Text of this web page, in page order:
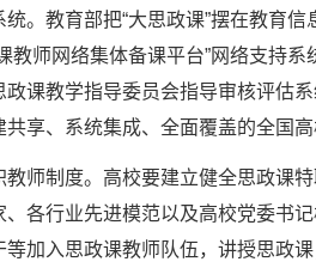
。教育部把“大思政课”摆在教育
教师网络集体备课平台”网络支持
课教学指导委员会指导审核评估
享、系统集成、全面覆盖的全国高
师制度。高校要建立健全思政课
各行业先进模范以及高校党委书
加入思政课教师队伍，讲授思政